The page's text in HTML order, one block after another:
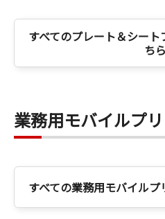
すべてのプレート＆シー
ちら
業務用モバイルプ
すべての業務用モバイル